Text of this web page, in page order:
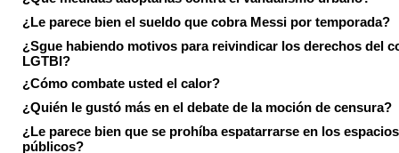
¿Le parece bien el sueldo que cobra Messi por temporada?
¿Sgue habiendo motivos para reivindicar los derechos del
LGTBI?
¿Cómo combate usted el calor?
¿Quién le gustó más en el debate de la moción de censura?
¿Le parece bien que se prohíba espatarrarse en los espacios
públicos?